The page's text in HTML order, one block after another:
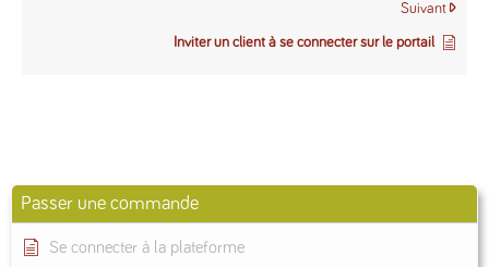
Passer une commande
Se connecter à la plateforme
Suivant
Inviter un client à se connecter sur le portail